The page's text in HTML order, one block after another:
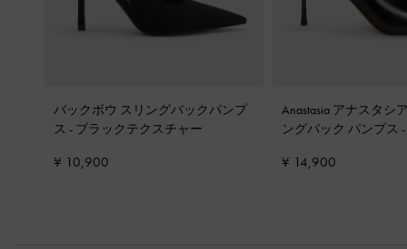
バックボウ スリングバックパンプ
ス - ブラックテクスチャー
¥ 10,900
Anastasia アナスタシ
ングバック パンプス -
¥ 14,900